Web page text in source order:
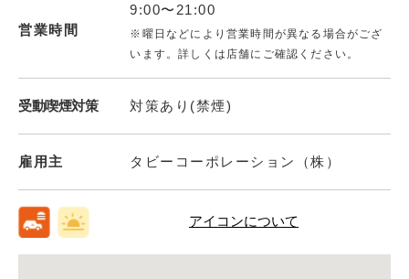
営業時間
9:00〜21:00
※曜日などにより営業時間が異なる場合がござ
います。詳しくは店舗にご確認ください。
受動喫煙対策 対策あり(禁煙)
雇用主 タビーコーポレーション（株）
アイコンについて